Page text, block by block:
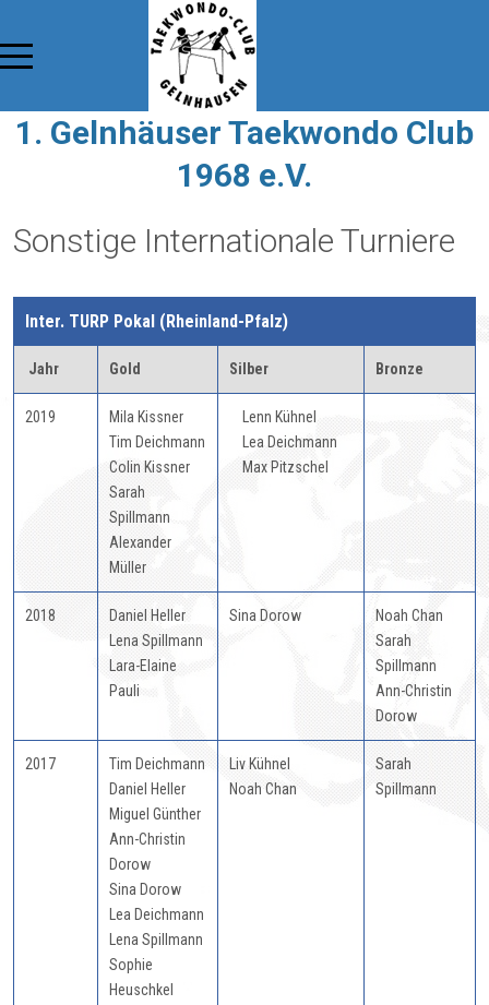
1. Gelnhäuser Taekwondo Club
1968 e.V.
Sonstige Internationale Turniere
Inter. TURP Pokal (Rheinland-Pfalz)
Jahr Gold Silber Bronze
2019
Mila Kissner
Tim Deichmann
Colin Kissner
Sarah
Spillmann
Alexander
Müller
Lenn Kühnel
Lea Deichmann
Max Pitzschel
2018
Daniel Heller
Lena Spillmann
Lara-Elaine
Pauli
Sina Dorow
Noah Chan
Sarah
Spillmann
Ann-Christin
Dorow
2017
Tim Deichmann
Daniel Heller
Miguel Günther
Ann-Christin
Dorow
Sina Dorow
Lea Deichmann
Lena Spillmann
Sophie
Heuschkel
Liv Kühnel
Noah Chan
Sarah
Spillmann